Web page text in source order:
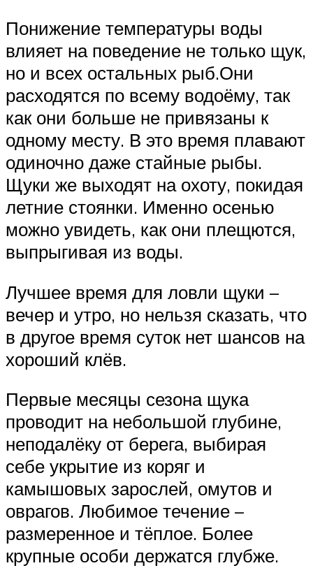
Понижение температуры воды
влияет на поведение не только щук,
но и всех остальных рыб.Они
расходятся по всему водоёму, так
как они больше не привязаны к
одному месту. В это время плавают
одиночно даже стайные рыбы.
Щуки же выходят на охоту, покидая
летние стоянки. Именно осенью
можно увидеть, как они плещются,
выпрыгивая из воды.
Лучшее время для ловли щуки –
вечер и утро, но нельзя сказать, что
в другое время суток нет шансов на
хороший клёв.
Первые месяцы сезона щука
проводит на небольшой глубине,
неподалёку от берега, выбирая
себе укрытие из коряг и
камышовых зарослей, омутов и
оврагов. Любимое течение –
размеренное и тёплое. Более
крупные особи держатся глубже.